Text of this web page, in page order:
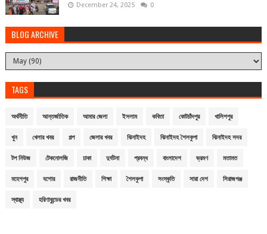
December 24, 2025 0
BLOG ARCHIVE
TAGS
অর্থনীতি আন্তর্জাতিক আমার জেলা ইসলাম কবিতা কোটচাঁদপুর খালিশপুর
খুন খেলার খবর গল্প জেলার খবর ঝিনাইদহ ঝিনাইদহ শৈলকুপা ঝিনাইদহ সদর
টপ নিউজ টেকনোলজি ঢাকা দুর্ঘটনা প্রবন্ধ বাংলাদেশ ভ্রমণ মতামত
মহেশপুর যশোর রাজনীতি শিক্ষা শৈলকুপা সংস্কৃতি সারা দেশ সিরাজগঞ্জ
স্বাস্থ্য হরিণাকুন্ডের খবর